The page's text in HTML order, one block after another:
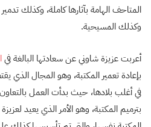
المتاحف الهامة بآثارها كاملة، وكذلك
وكذلك المسيحية.
أعربت عزيزة شاوني عن سعادتها البالغة في
بإعادة تعمير المكتبة، وهو المجال الذي
في أغلب بلادها، حيث بدأت العمل
بترميم المكتبة، وهو الأمر الذي يعيد